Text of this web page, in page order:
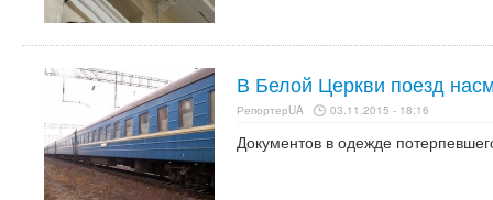
В Белой Церкви поезд
РепортерUA 03.11.2015 - 18:16
Документов в одежде